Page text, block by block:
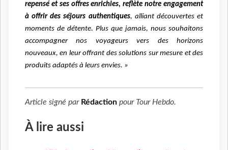
repensé et ses offres enrichies, reflète notre engagement
à offrir des séjours authentiques, alliant découvertes et
moments de détente. Plus que jamais, nous souhaitons
accompagner nos voyageurs vers des horizons
nouveaux, en leur offrant des solutions sur mesure et des
produits adaptés à leurs envies. »
Article signé par Rédaction pour Tour Hebdo.
À lire aussi